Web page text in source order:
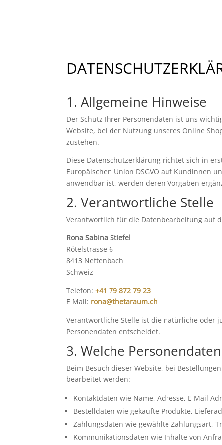
1. Allgemeine Hinweise
Der Schutz Ihrer Personendaten ist uns
Website, bei der Nutzung unseres Online
zustehen.
Diese Datenschutzerklärung richtet sich in
Europäischen Union DSGVO auf Kundinnen
anwendbar ist, werden deren Vorgaben
2. Verantwortliche Stelle
Verantwortlich für die Datenbearbeitung auf
Rona Sabina Stiefel
Rötelstrasse 6
8413 Neftenbach
Schweiz
Telefon:+41 79 872 79 23
E Mail: rona@thetaraum.ch
Verantwortliche Stelle ist die natürliche oder
Personendaten entscheidet.
3. Welche
Beim Besuch dieser Website, bei
bearbeitet werden:
Kontaktdaten wie Name, Adresse, E Mail
Bestelldaten wie gekaufte Produkte,
Zahlungsdaten wie gewählte Zahlungsart,
Kommunikationsdaten wie Inhalte von